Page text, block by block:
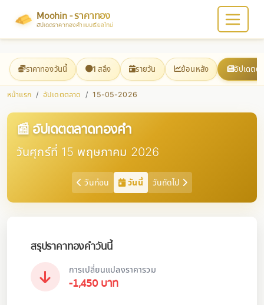
Moohin - ราคาทอง
อัปเดตราคาทองคำแบบเรียลไทม์
ราคาทองวันนี้ 1 สลึง รายวัน ย้อนหลัง อัปเดตต
หน้าแรก อัปเดตตลาด 15-05-2026
📰 อัปเดตตลาดทองคำ
วันศุกร์ที่ 15 พฤษภาคม 2026
วันก่อน วันนี้ วันถัดไป
สรุปราคาทองคำวันนี้
การเปลี่ยนแปลงราคารวม
-1,450 บาท